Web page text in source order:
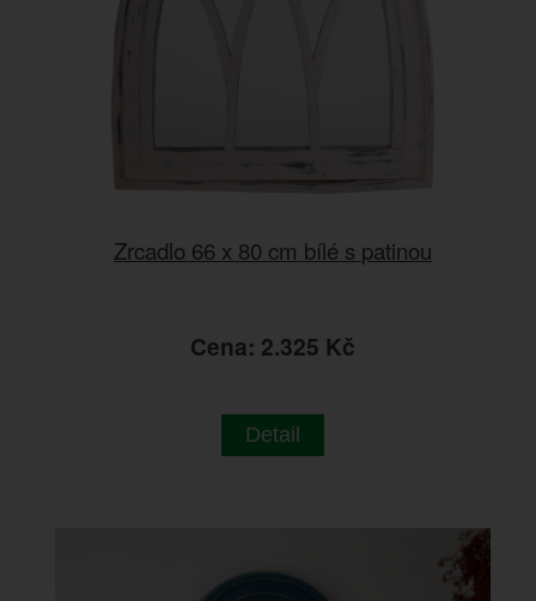
Zrcadlo 66 x 80 cm bílé s patinou
Cena: 2.325 Kč
Detail